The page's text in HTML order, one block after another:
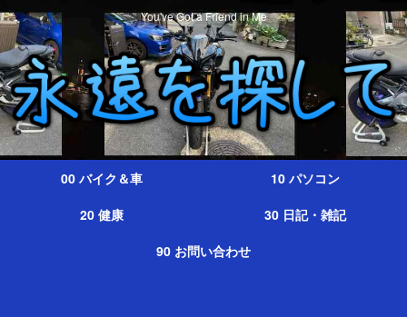
You've Got a Friend in Me
00 バイク＆車
10 パソコン
20 健康
30 日記・雑記
90 お問い合わせ